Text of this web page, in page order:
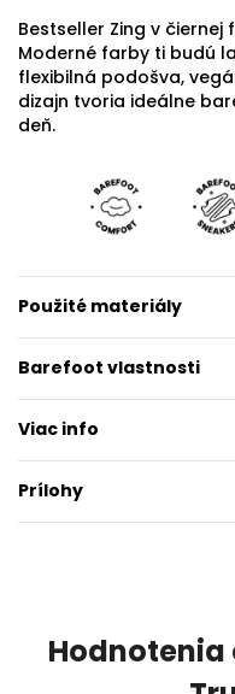
Bestseller Zing v čiernej
Moderné farby ti budú
flexibilná podošva,
dizajn tvoria ideálne
deň.
Použité materiály
Barefoot vlastnosti
Viac info
Prílohy
Hodnotenia